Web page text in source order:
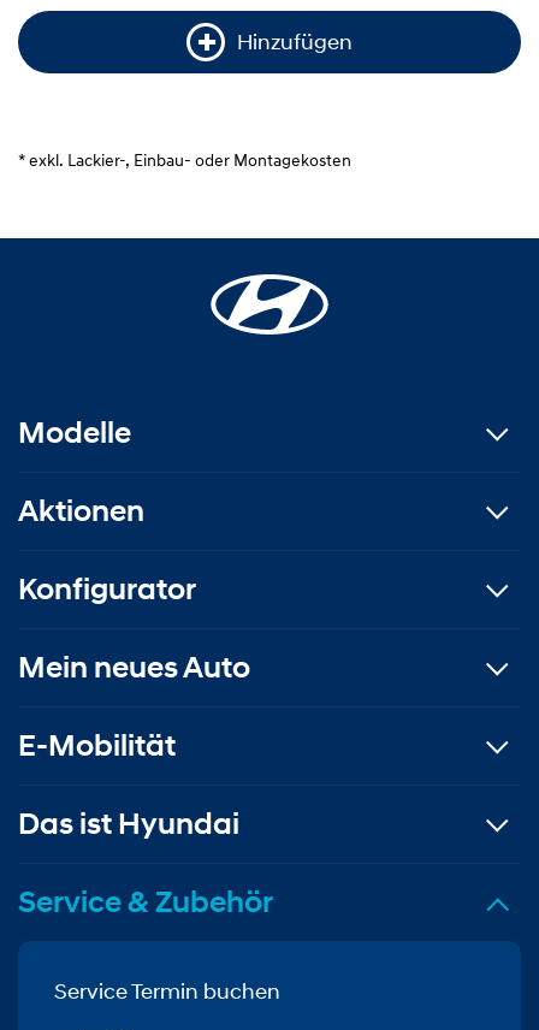
Hinzufügen
* exkl. Lackier-, Einbau- oder Montagekosten
Modelle
Aktionen
Konfigurator
Mein neues Auto
E-Mobilität
Das ist Hyundai
Service & Zubehör
Service Termin buchen